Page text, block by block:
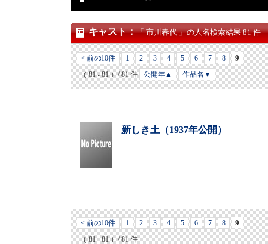
キャスト：「 市川春代 」の人名検索結果 81 件
< 前の10件 1 2 3 4 5 6 7 8 9
（ 81 - 81 ）/ 81 件 公開年▲ 作品名▼
新しき土（1937年公開）
< 前の10件 1 2 3 4 5 6 7 8 9
（ 81 - 81 ）/ 81 件